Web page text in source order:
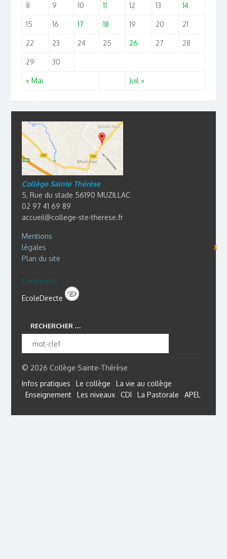
« Mai Juil »
8 9 10 11 12 13 14
15 16 17 18 19 20 21
22 23 24 25 26 27 28
29 30
Collège Sainte Thérèse
5, Rue du stade 56190 MUZILLAC
02 97 41 69 89
accueil@college-ste-therese.fr
Mentions
légales
⊼
Plan du site
Connexion
EcoleDirecte
RECHERCHER …
© 2026 Collège Sainte-Thérèse
Infos pratiques
Le collège
La vie au collège
Enseignement
Les niveaux CDI La Pastorale APEL